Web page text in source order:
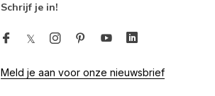
Schrijf je in!
Meld je aan voor onze nieuwsbrief